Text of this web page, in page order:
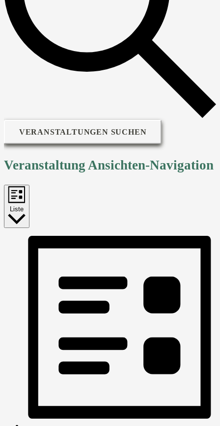
VERANSTALTUNGEN SUCHEN
Veranstaltung Ansichten-Navigation
Liste